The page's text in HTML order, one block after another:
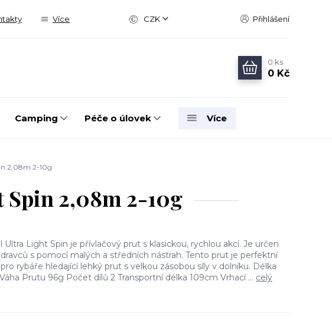
Více CZK Přihlášení
0 ks
0 Kč
Camping Péče o úlovek Více
2,08m 2-10g
2,08m 2-10g
Ultra Light Spin je přívlačový prut s klasickou, rychlou akcí. Je určen
s pomocí malých a středních nástrah. Tento prut je perfektní
rybáře hledající lehký prut s velkou zásobou síly v dolníku. Délka
Prutu 96g Počet dílů 2 Transportní délka 109cm Vrhací ... celý